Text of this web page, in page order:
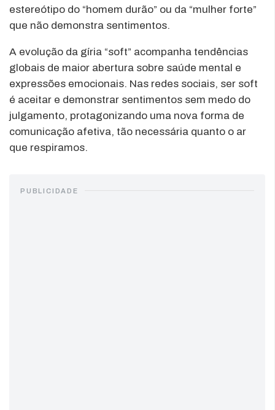
estereótipo do “homem durão” ou da “mulher forte”
que não demonstra sentimentos.
A evolução da gíria “soft” acompanha tendências
globais de maior abertura sobre saúde mental e
expressões emocionais. Nas redes sociais, ser soft
é aceitar e demonstrar sentimentos sem medo do
julgamento, protagonizando uma nova forma de
comunicação afetiva, tão necessária quanto o ar
que respiramos.
PUBLICIDADE